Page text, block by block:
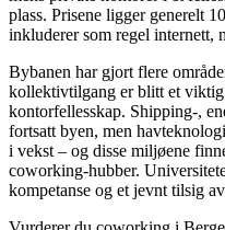
plass. Prisene ligger generelt
inkluderer som regel internett,
Bybanen har gjort flere
kollektivtilgang er blitt et
kontorfellesskap. Shipping-,
fortsatt byen, men
i vekst – og disse miljøene
coworking-hubber.
kompetanse og et jevnt tilsig